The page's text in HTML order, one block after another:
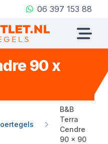
06 397 153 88
90 x
B&B
Terra
Cendre
90 x 90